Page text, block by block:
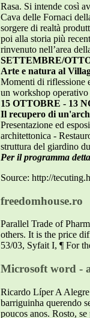
Rasa. Si intende così
Cava delle Fornaci
sorgere di realtà
poi alla storia più
rinvenuto nell’area
SETTEMBRE/
Arte e natura al
Momenti di riflessione
un workshop operativo
15 OTTOBRE - 13
Il recupero di
Presentazione ed
architettonica -
struttura del giardino
Per il programma
Source: http://
freedomhouse.ro
Parallel Trade of
others. It is the price
53/03, Syfait I, ¶ For
Microsoft word -
Ricardo Líper A
barriguinha querendo
poucos anos. Rosto,